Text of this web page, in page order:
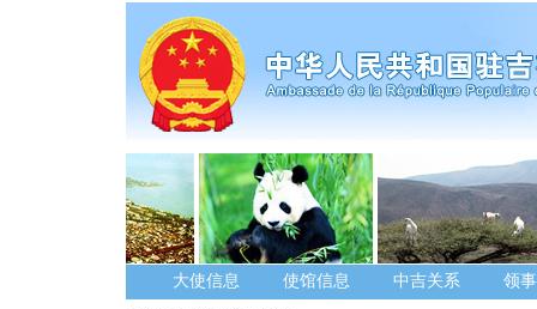
大使信息 使馆信息 中吉关系 领